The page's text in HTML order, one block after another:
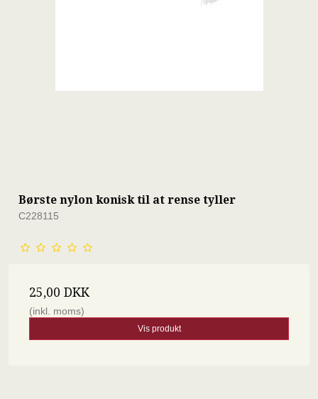
Børste nylon konisk til at rense tyller
C228115
25,00 DKK
(inkl. moms)
Vis produkt